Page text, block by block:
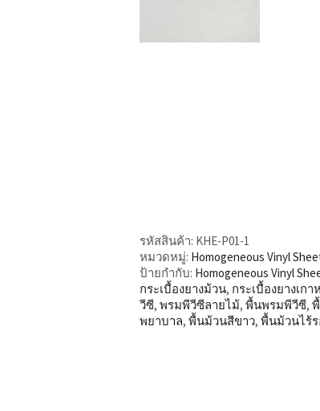
รหัสสินค้า: KHE-P01-1
หมวดหมู่: Homogeneous Vinyl
ป้ายกำกับ: Homogeneous Vinyl
กระเบื้องยางม้วน, กระเบื้องยางเกา
วีซี,พรมพีวีซีลายไม้,พื้นพรมพีวีซี,
พยาบาล,พื้นม้วนสีขาว,พื้นม้วนไร้